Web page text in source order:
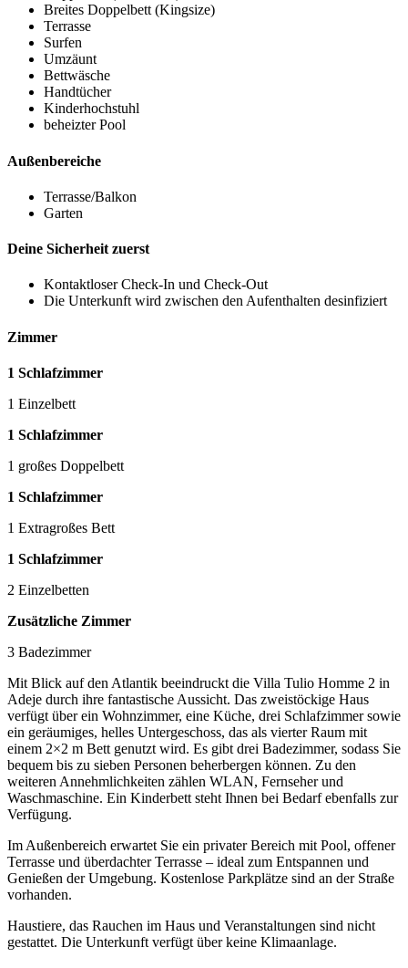
Breites Doppelbett (Kingsize)
Terrasse
Surfen
Umzäunt
Bettwäsche
Handtücher
Kinderhochstuhl
beheizter Pool
Außenbereiche
Terrasse/Balkon
Garten
Deine Sicherheit zuerst
Kontaktloser Check-In und Check-Out
Die Unterkunft wird zwischen den Aufenthalten desinfiziert
Zimmer
1 Schlafzimmer
1 Einzelbett
1 Schlafzimmer
1 großes Doppelbett
1 Schlafzimmer
1 Extragroßes Bett
1 Schlafzimmer
2 Einzelbetten
Zusätzliche Zimmer
3 Badezimmer
Mit Blick auf den Atlantik beeindruckt die Villa Tulio Homme 2 in
Adeje durch ihre fantastische Aussicht. Das zweistöckige Haus
verfügt über ein Wohnzimmer, eine Küche, drei Schlafzimmer sowie
ein geräumiges, helles Untergeschoss, das als vierter Raum mit
einem 2×2 m Bett genutzt wird. Es gibt drei Badezimmer, sodass Sie
bequem bis zu sieben Personen beherbergen können. Zu den
weiteren Annehmlichkeiten zählen WLAN, Fernseher und
Waschmaschine. Ein Kinderbett steht Ihnen bei Bedarf ebenfalls zur
Verfügung.
Im Außenbereich erwartet Sie ein privater Bereich mit Pool, offener
Terrasse und überdachter Terrasse – ideal zum Entspannen und
Genießen der Umgebung. Kostenlose Parkplätze sind an der Straße
vorhanden.
Haustiere, das Rauchen im Haus und Veranstaltungen sind nicht
gestattet. Die Unterkunft verfügt über keine Klimaanlage.